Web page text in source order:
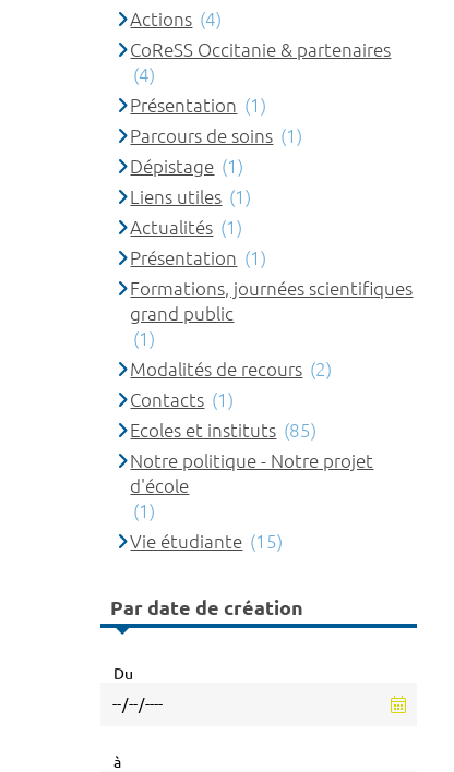
Actions (4)
CoReSS Occitanie & partenaires
(4)
Présentation (1)
Parcours de soins (1)
Dépistage (1)
Liens utiles (1)
Actualités (1)
Présentation (1)
Formations, journées scientifiques
grand public
(1)
Modalités de recours (2)
Contacts (1)
Ecoles et instituts (85)
Notre politique - Notre projet
d'école
(1)
Vie étudiante (15)
Par date de création
Du
à